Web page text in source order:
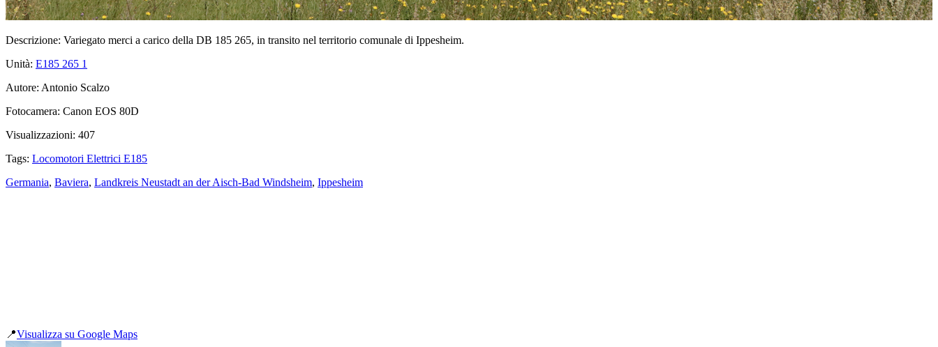
Descrizione: Variegato merci a carico della DB 185 265, in transito nel territorio comunale di Ippesheim.
Unità: E185 265 1
Autore: Antonio Scalzo
Fotocamera: Canon EOS 80D
Visualizzazioni: 407
Tags: Locomotori Elettrici E185
Germania, Baviera, Landkreis Neustadt an der Aisch-Bad Windsheim, Ippesheim
📍Visualizza su Google Maps